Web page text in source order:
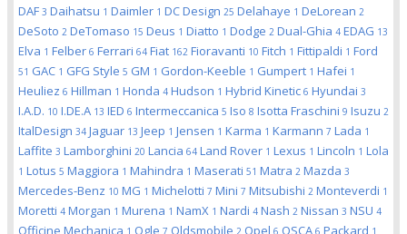
DAF 3 Daihatsu 1 Daimler 1 DC Design 25 Delahaye 1 DeLorean 2
DeSoto 2 DeTomaso 15 Deus 1 Diatto 1 Dodge 2 Dual-Ghia 4 EDAG 13
Elva 1 Felber 6 Ferrari 64 Fiat 162 Fioravanti 10 Fitch 1 Fittipaldi 1 Ford
51 GAC 1 GFG Style 5 GM 1 Gordon-Keeble 1 Gumpert 1 Hafei 1
Heuliez 6 Hillman 1 Honda 4 Hudson 1 Hybrid Kinetic 6 Hyundai 3
I.A.D. 10 I.DE.A 13 IED 6 Intermeccanica 5 Iso 8 Isotta Fraschini 9 Isuzu 2
ItalDesign 34 Jaguar 13 Jeep 1 Jensen 1 Karma 1 Karmann 7 Lada 1
Laffite 3 Lamborghini 20 Lancia 64 Land Rover 1 Lexus 1 Lincoln 1 Lola
1 Lotus 5 Maggiora 1 Mahindra 1 Maserati 51 Matra 2 Mazda 3
Mercedes-Benz 10 MG 1 Michelotti 7 Mini 7 Mitsubishi 2 Monteverdi 1
Moretti 4 Morgan 1 Murena 1 NamX 1 Nardi 4 Nash 2 Nissan 3 NSU 4
Officine Mechanica 1 Ogle 7 Oldsmobile 2 Opel 6 OSCA 6 Packard 1